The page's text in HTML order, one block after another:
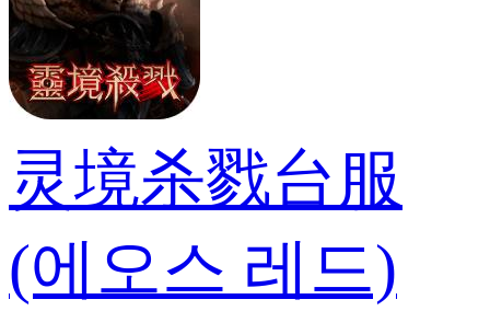
灵境杀戮台服
(에오스 레드)